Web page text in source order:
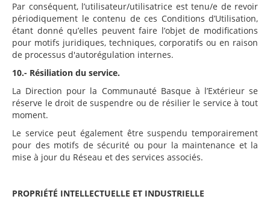
Par conséquent, l’utilisateur/utilisatrice est tenu/e de revoir
périodiquement le contenu de ces Conditions d’Utilisation,
étant donné qu’elles peuvent faire l’objet de modifications
pour motifs juridiques, techniques, corporatifs ou en raison
de processus d'autorégulation internes.
10.- Résiliation du service.
La Direction pour la Communauté Basque à l’Extérieur se
réserve le droit de suspendre ou de résilier le service à tout
moment.
Le service peut également être suspendu temporairement
pour des motifs de sécurité ou pour la maintenance et la
mise à jour du Réseau et des services associés.
PROPRIÉTÉ INTELLECTUELLE ET INDUSTRIELLE